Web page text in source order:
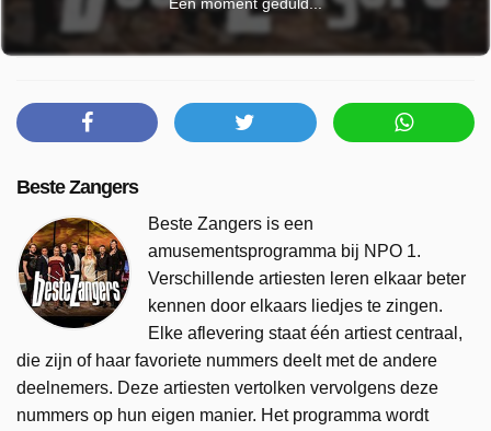
Beste Zangers
Beste Zangers is een
amusementsprogramma bij NPO 1.
Verschillende artiesten leren elkaar beter
kennen door elkaars liedjes te zingen.
Elke aflevering staat één artiest centraal,
die zijn of haar favoriete nummers deelt met de andere
deelnemers. Deze artiesten vertolken vervolgens deze
nummers op hun eigen manier. Het programma wordt